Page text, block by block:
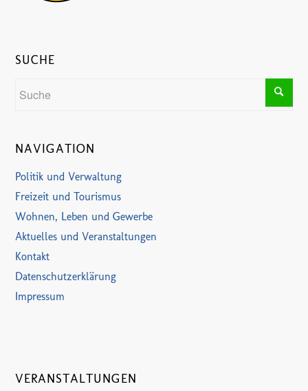
SUCHE
NAVIGATION
Politik und Verwaltung
Freizeit und Tourismus
Wohnen, Leben und Gewerbe
Aktuelles und Veranstaltungen
Kontakt
Datenschutzerklärung
Impressum
VERANSTALTUNGEN